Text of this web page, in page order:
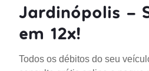
Jardinópolis -
em 12x!
Todos os débitos do seu